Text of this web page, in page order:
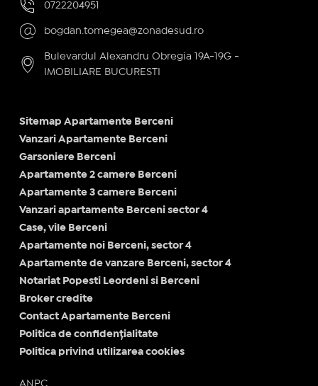
0722204951
bogdan.tomegea@zonadesud.ro
Bulevardul Alexandru Obregia 19A-19G -
IMOBILIARE BUCURESTI
Sitemap Apartamente Berceni
Vanzari Apartamente Berceni
Garsoniere Berceni
Apartamente 2 camere Berceni
Apartamente 3 camere Berceni
Vanzari apartamente Berceni sector 4
Case, vile Berceni
Apartamente noi Berceni, sector 4
Apartamente de vanzare Berceni, sector 4
Notariat Popesti Leordeni si Berceni
Broker credite
Contact Apartamente Berceni
Politica de confidențialitate
Politica privind utilizarea cookies
ANPC